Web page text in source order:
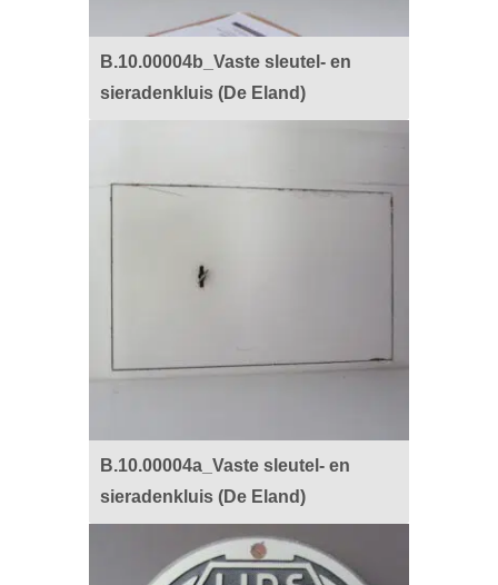
B.10.00004b_Vaste sleutel- en
sieradenkluis (De Eland)
B.10.00004a_Vaste sleutel- en
sieradenkluis (De Eland)